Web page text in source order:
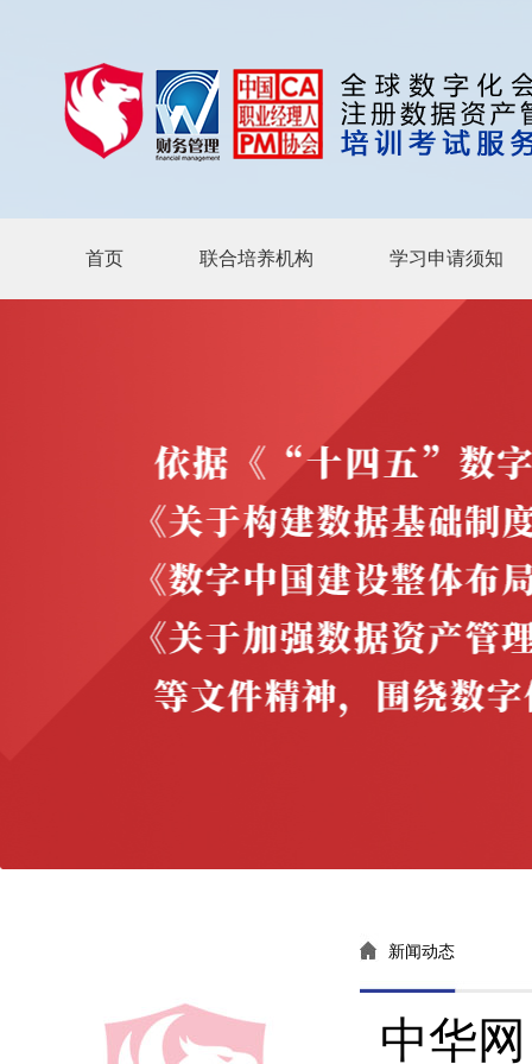
首页 联合培养机构 学习申请须知
新闻动态
中华